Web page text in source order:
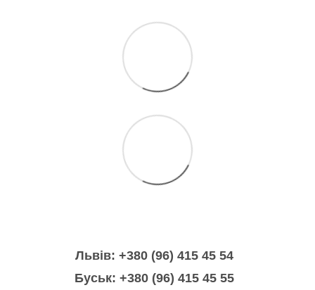
Львів: +380 (96) 415 45 54
Буськ: +380 (96) 415 45 55